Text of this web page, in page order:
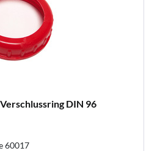
DIN 96
60017